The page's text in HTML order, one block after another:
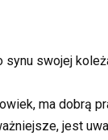
synu swojej
ma
jest